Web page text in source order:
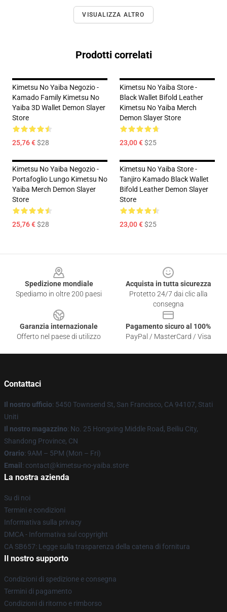
VISUALIZZA ALTRO
Prodotti correlati
Kimetsu No Yaiba Negozio -
Kamado Family Kimetsu No
Yaiba 3D Wallet Demon Slayer
Store
25,76 €$28
Kimetsu No Yaiba Store -
Black Wallet Bifold Leather
Kimetsu No Yaiba Merch
Demon Slayer Store
23,00 €$25
Kimetsu No Yaiba Negozio -
Portafoglio Lungo Kimetsu No
Yaiba Merch Demon Slayer
Store
25,76 €$28
Kimetsu No Yaiba Store -
Tanjiro Kamado Black Wallet
Bifold Leather Demon Slayer
Store
23,00 €$25
Spedizione mondiale
Spediamo in oltre 200 paesi
Acquista in tutta sicurezza
Protetto 24/7 dai clic alla
consegna
Garanzia internazionale
Offerto nel paese di utilizzo
Pagamento sicuro al 100%
PayPal / MasterCard / Visa
Contattaci
Il nostro ufficio: 5450 Townsend St, San Francisco, CA 94107, Stati
Uniti
Il nostro magazzino: No. 25 Hongxing Middle Road, Beiliu City,
Shandong Province, CN
Orario: 9AM – 5PM (Mon – Fri)
Email : contact@kimetsu-no-yaiba.store
La nostra azienda
Su di noi
Termini e condizioni
Informativa sulla privacy
DMCA - Informativa sul copyright
CA SB657: Legge sulla trasparenza della catena di fornitura
Il nostro supporto
Condizioni di spedizione e consegna
Termini di pagamento
Condizioni di ritorno e rimborso